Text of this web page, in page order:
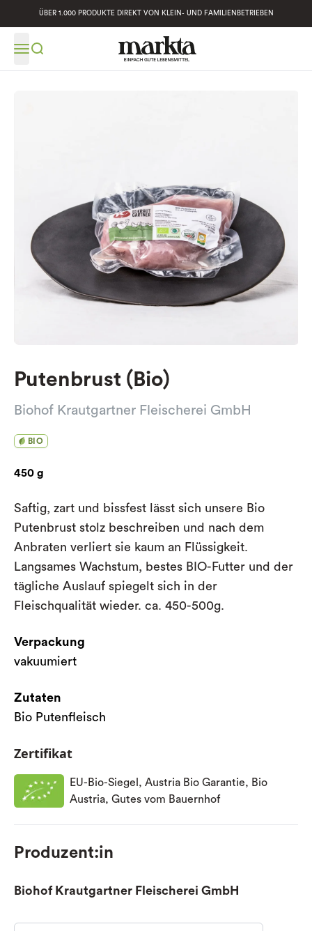
ÜBER 1.000 PRODUKTE DIREKT VON KLEIN- UND FAMILIENBETRIEBEN
Putenbrust (Bio)
Biohof Krautgartner Fleischerei GmbH
BIO
450 g
Saftig, zart und bissfest lässt sich unsere Bio
Putenbrust stolz beschreiben und nach dem
Anbraten verliert sie kaum an Flüssigkeit.
Langsames Wachstum, bestes BIO-Futter und der
tägliche Auslauf spiegelt sich in der
Fleischqualität wieder. ca. 450-500g.
Verpackung
vakuumiert
Zutaten
Bio Putenfleisch
Zertifikat
EU-Bio-Siegel, Austria Bio Garantie, Bio
Austria, Gutes vom Bauernhof
Produzent:in
Biohof Krautgartner Fleischerei GmbH